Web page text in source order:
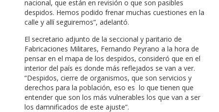
nacional, que están en revisión o que son pasibles
despidos. Hemos podido frenar muchas cuestiones en la
calle y allí seguiremos”, adelantó.
El secretario adjunto de la seccional y paritario de
Fabricaciones Militares, Fernando Peyrano a la hora de
pensar en el mapa de los despidos, consideró que en el
interior del país es donde más reflejados se van a ver.
“Despidos, cierre de organismos, que son servicios y
derechos para la población, eso es lo que tienen que
entender que son los más vulnerables los que van a ser
los damnificados de este ajuste”.